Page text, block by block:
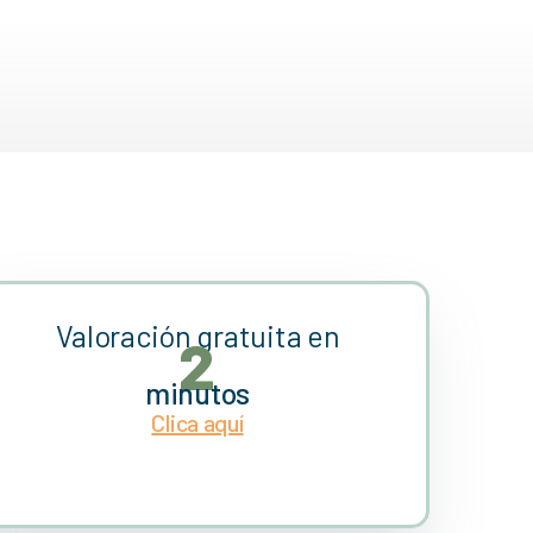
Valoración gratuita en
2
minutos
Clica aquí